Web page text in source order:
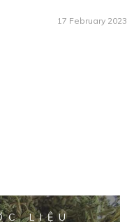
17 February 2023
LIỆU